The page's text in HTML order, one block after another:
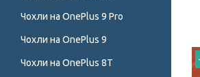
Чохли на OnePlus 9 Pro
Чохли на OnePlus 9
Чохли на OnePlus 8T